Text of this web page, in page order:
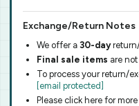
Exchange/Return Notes
We offer a 30-day
Final sale items are
To process your return/
[email protected]
Please click here for